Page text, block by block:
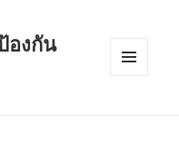
องกัน